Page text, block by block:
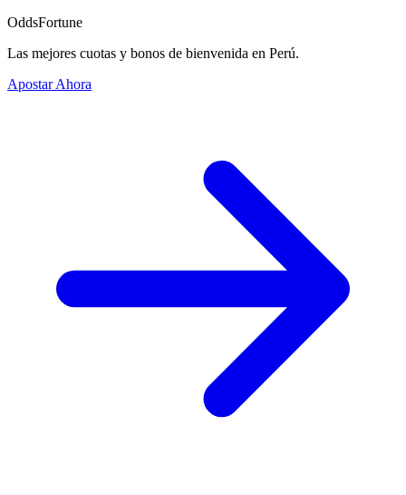
OddsFortune
Las mejores cuotas y bonos de bienvenida en Perú.
Apostar Ahora